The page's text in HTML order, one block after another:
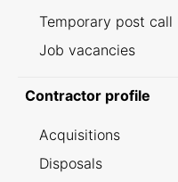
Temporary post call
Job vacancies
Contractor profile
Acquisitions
Disposals